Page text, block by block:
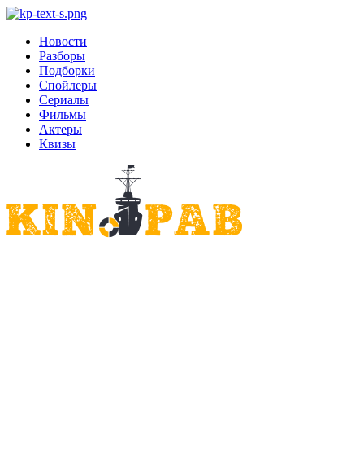
Новости
Разборы
Подборки
Спойлеры
Сериалы
Фильмы
Актеры
Квизы